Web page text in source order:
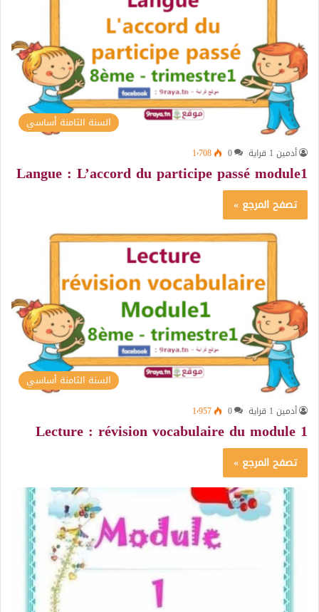
السنة الثامنة أساسي
أدمين 1 قراية 0 1٬708
Langue : L’accord du participe passé module1
تصفح المرجع »
السنة الثامنة أساسي
أدمين 1 قراية 0 1٬957
Lecture : révision vocabulaire du module 1
تصفح المرجع »